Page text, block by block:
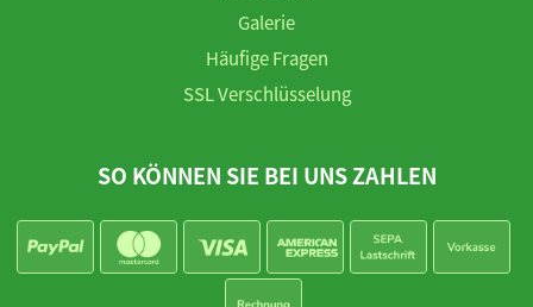
Galerie
Häufige Fragen
SSL Verschlüsselung
SO KÖNNEN SIE BEI UNS ZAHLEN